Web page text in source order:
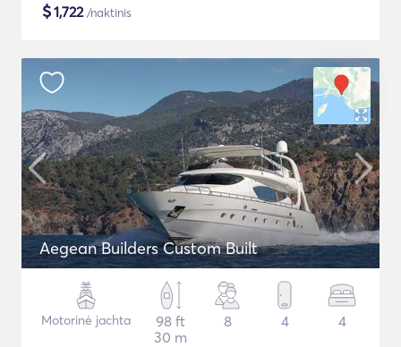
$1,722/naktinis
Aegean Builders Custom Built
Motorinė jachta
98 ft
30 m
8 4 4